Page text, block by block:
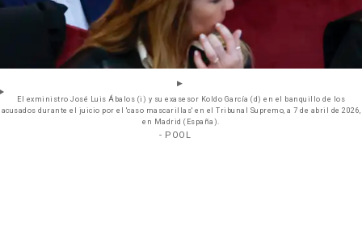
El exministro José Luis Ábalos (i) y su exasesor Koldo García (d) en el banquillo de los
acusados durante el juicio por el 'caso mascarillas' en el Tribunal Supremo, a 7 de abril de 2026,
en Madrid (España).
- POOL